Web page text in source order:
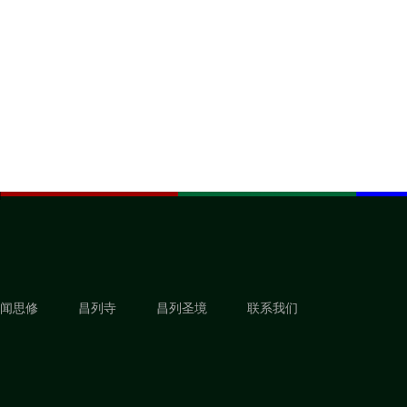
闻思修 昌列寺 昌列圣境 联系我们